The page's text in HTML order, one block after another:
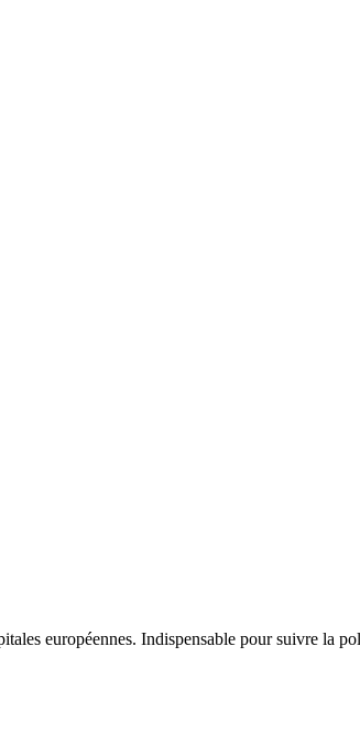
européennes. Indispensable pour suivre la